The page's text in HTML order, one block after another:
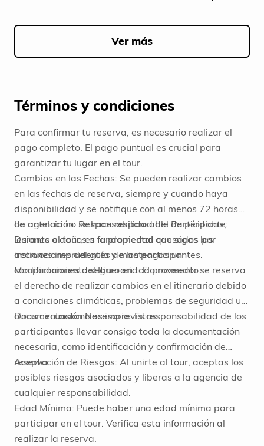
1
5
Ver más
Términos y condiciones
Para confirmar tu reserva, es necesario realizar el
pago completo. El pago puntual es crucial para
garantizar tu lugar en el tour.
Cambios en las Fechas: Se pueden realizar cambios
en las fechas de reserva, siempre y cuando haya
disponibilidad y se notifique con al menos 72 horas
de antelación. Responsabilidad del Participante:
Durante el tour, es fundamental que sigas las
instrucciones del guía y mantengas un
comportamiento seguro en todo momento.
La agencia no se hace responsable de pérdidas,
lesiones o daños a la propiedad causados por
acciones imprudentes de los participantes.
Modificaciones del Itinerario: El proveedor se reserva
el derecho de realizar cambios en el itinerario debido
a condiciones climáticas, problemas de seguridad u
otras circunstancias imprevistas.
Documentación Necesaria: Es responsabilidad de los
participantes llevar consigo toda la documentación
necesaria, como identificación y confirmación de
reserva.
Aceptación de Riesgos: Al unirte al tour, aceptas los
posibles riesgos asociados y liberas a la agencia de
cualquier responsabilidad.
Edad Mínima: Puede haber una edad mínima para
participar en el tour. Verifica esta información al
realizar la reserva.